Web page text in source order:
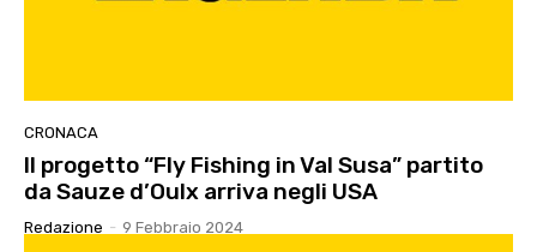
CRONACA
Il progetto “Fly Fishing in Val Susa” partito
da Sauze d’Oulx arriva negli USA
Redazione - 9 Febbraio 2024